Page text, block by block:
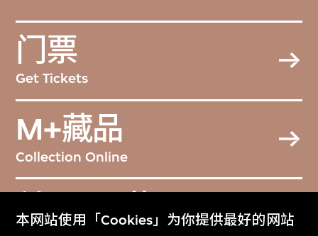
本网站使用「Cookies」为你提供最好的网站
门票
Get Tickets
M+藏品
Collection Online
关于M+藏品